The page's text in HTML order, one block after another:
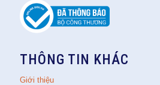
THÔNG TIN KHÁC
Giới thiệu